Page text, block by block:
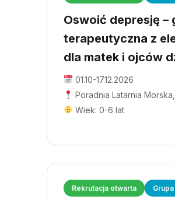
Oswoić depresję
terapeutyczna z
dla matek i ojców
01.10-17.12.2026
Poradnia Latarnia
Wiek: 0-6 lat
Rekrutacja otwarta